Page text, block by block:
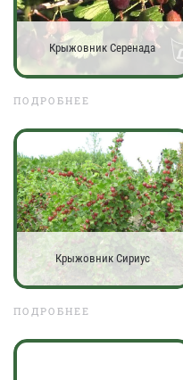
Крыжовник Серенада
ПОДРОБНЕЕ
Крыжовник Сириус
ПОДРОБНЕЕ